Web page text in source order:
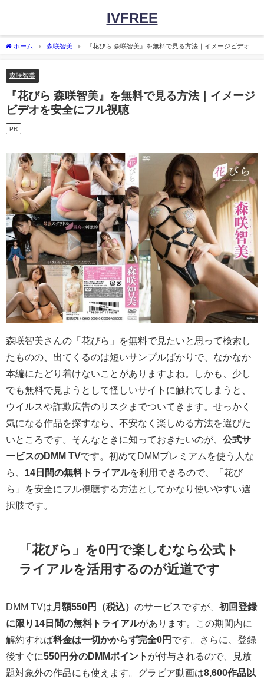
IVFREE
ホーム 森咲智美
『花びら 森咲智美』を無料で見る方法｜イメージビデオを
森咲智美
『花びら 森咲智美』を無料で見る方法｜イメージ
ビデオを安全にフル視聴
PR
森咲智美さんの「花びら」を無料で見たいと思って検索し
たものの、出てくるのは短いサンプルばかりで、なかなか
本編にたどり着けないことがありますよね。しかも、少し
でも無料で見ようとして怪しいサイトに触れてしまうと、
ウイルスや詐欺広告のリスクまでついてきます。せっかく
気になる作品を探すなら、不安なく楽しめる方法を選びた
いところです。そんなときに知っておきたいのが、 公式サ
ービスのDMM TVです。初めてDMMプレミアムを使う人な
ら、 14日間の無料トライアルを利用できるので、「花び
ら」を安全にフル視聴する方法としてかなり使いやすい選
択肢です。
「花びら」を0円で楽しむなら公式ト
ライアルを活用するのが近道です
DMM TVは 月額550円（税込） のサービスですが、 初回登録
に限り14日間の無料トライアルがあります。この期間内に
解約すれば料金は一切かからず完全0円 です。さらに、登録
後すぐに550円分のDMMポイント が付与されるので、見放
題対象外の作品にも使えます。グラビア動画は8,600作品以